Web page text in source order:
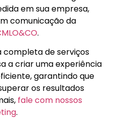
em sua empresa,
comunicação da
.
de serviços
a criar uma experiência
garantindo que
os resultados
fale com nossos
.